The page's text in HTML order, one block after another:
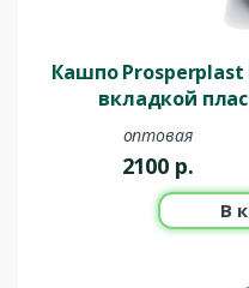
Кашпо Prosperplast
вкладкой
оптовая
2100 р.
В